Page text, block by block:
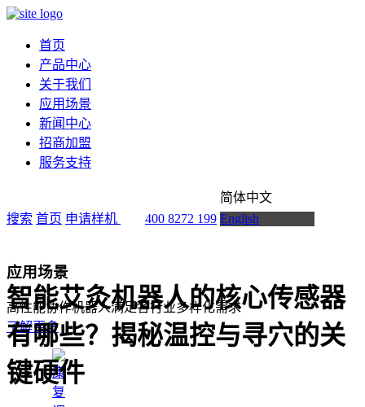
首页
产品中心
关于我们
应用场景
新闻中心
招商加盟
服务支持
搜索 首页 申请样机 400 8272 199
简体中文
English
应用场景
高性能协作机器人满足各行业多样化需求
了解更多
智能艾灸机器人的核心传感器
有哪些？揭秘温控与寻穴的关
键硬件